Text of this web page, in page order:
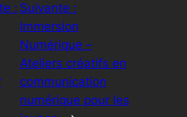
: Suivante :
Immersion
Numérique –
Ateliers créatifs en
communication
numérique pour les